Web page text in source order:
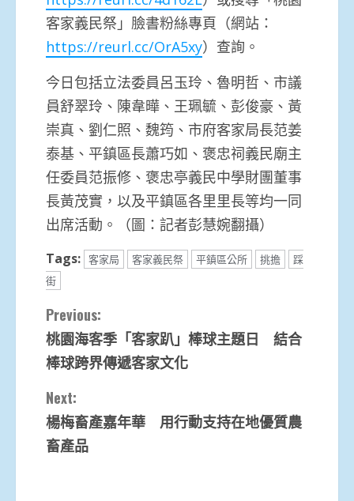
客家義民祭」臉書粉絲專頁（網站：
https://reurl.cc/OrA5xy）查詢。
今日包括立法委員呂玉玲、魯明哲、市議
員舒翠玲、陳韋曄、王珮毓、彭俊豪、黃
崇真、劉仁照、魏筠、市府客家局長范姜
泰基、平鎮區長蕭巧如、褒忠祠義民廟主
任委員范振修、褒忠亭義民中學財團董事
長黃茂實，以及平鎮區各里里長等均一同
出席活動。（圖：記者彭慧婉翻攝）
Tags: 客家局 客家義民祭 平鎮區公所 挑擔
踩
街
Continue
Reading
Previous:
桃園海客季「客家趴」棒球主題日 結合
棒球跨界傳遞客家文化
Next:
楊梅畜產嘉年華 用行動支持在地優質農
畜產品